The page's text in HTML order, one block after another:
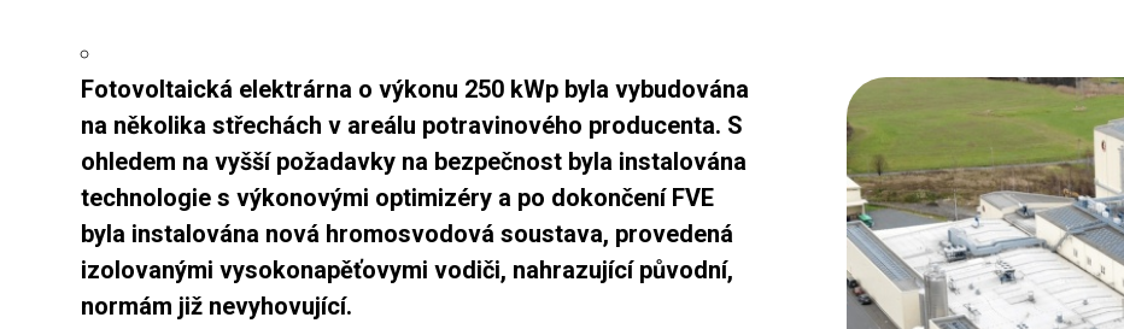
Fotovoltaická elektrárna o výkonu 250 kWp byla vybudována
na několika střechách v areálu potravinového producenta. S
ohledem na vyšší požadavky na bezpečnost byla instalována
technologie s výkonovými optimizéry a po dokončení FVE
byla instalována nová hromosvodová soustava, provedená
izolovanými vysokonapěťovymi vodiči, nahrazující původní,
normám již nevyhovující.